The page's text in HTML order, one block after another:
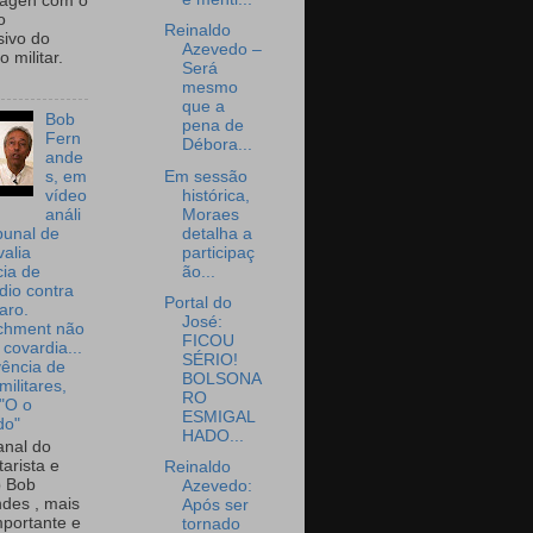
do
militar.
Bob
Fern
ande
s, em
vídeo
análi
de
de
contra
não
de
o
do
e
Bob
, mais
e
Reinaldo
Azevedo –
Será
mesmo
que a
pena de
Débora...
Em sessão
histórica,
Moraes
detalha a
participaç
ão...
Portal do
José:
FICOU
SÉRIO!
BOLSONA
RO
ESMIGAL
HADO...
Reinaldo
Azevedo:
Após ser
tornado